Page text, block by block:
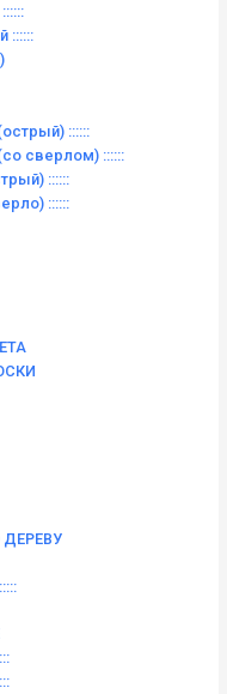
::::::
::::::
сверлом) ::::::
::::::
::::::